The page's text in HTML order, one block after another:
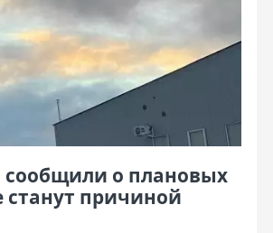
о плановых
станут причиной